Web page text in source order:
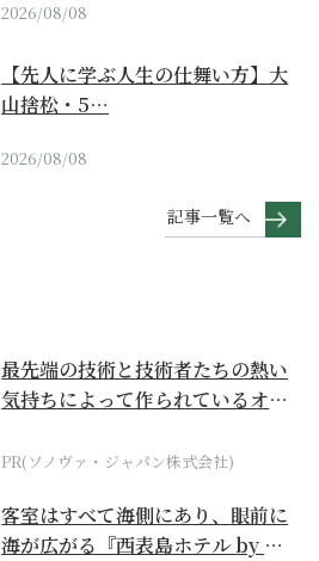
2026/08/08
【先人に学ぶ人生の仕舞い方】大
山捨松・5…
2026/08/08
記事一覧へ
最先端の技術と技術者たちの熱い
気持ちによって作られているオー
PR(ソノヴァ・ジャパン株式会社)
客室はすべて海側にあり、眼前に
海が広がる『西表島ホテル by 星